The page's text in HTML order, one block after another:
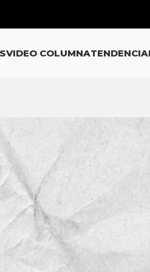
VIDEO COLUMNATENDENCIA